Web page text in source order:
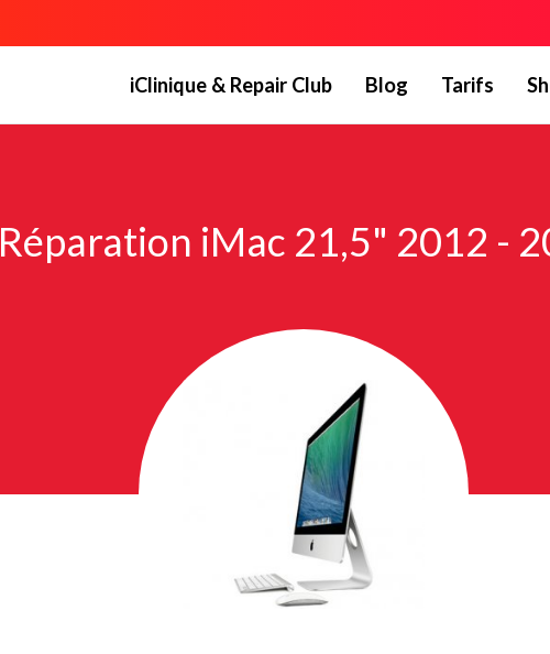
iClinique & Repair Club Blog Tarifs
Réparation iMac 21,5" 2012 -